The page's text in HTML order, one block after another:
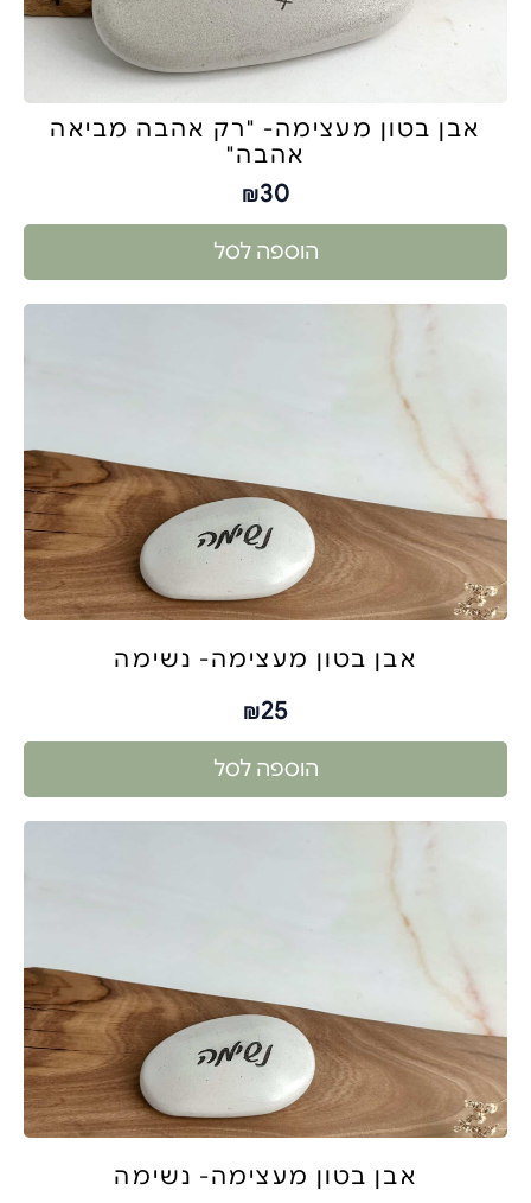
אבן בטון מעצימה- "רק אהבה מביאה
אהבה"
₪30
הוספה לסל
אבן בטון מעצימה- נשימה
₪25
הוספה לסל
אבן בטון מעצימה- נשימה